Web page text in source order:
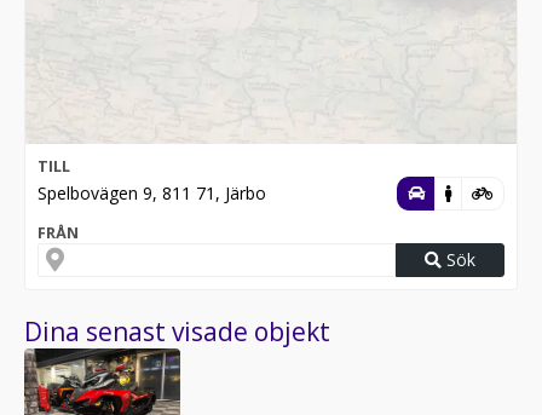
TILL
Spelbovägen 9, 811 71, Järbo
FRÅN
Sök
Dina senast visade objekt